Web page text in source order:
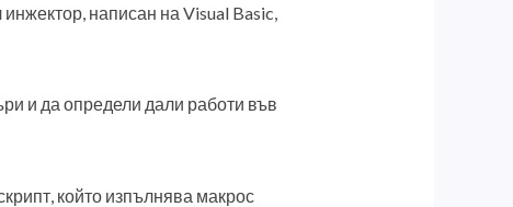
написан на Visual Basic,
и да определи дали работи във
който изпълнява макрос